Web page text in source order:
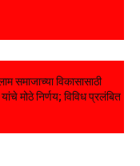
समाजाच्या विकासासाठी
मोठे निर्णय; विविध प्रलंबित